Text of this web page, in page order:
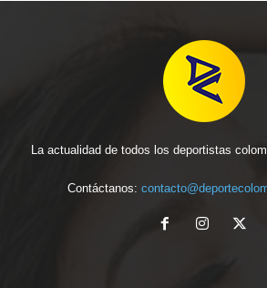
La actualidad de todos los deportistas
Contáctanos: